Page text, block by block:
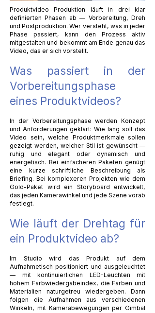
Produktvideo Produktion läuft in drei klar
definierten Phasen ab — Vorbereitung, Dreh
und Postproduktion. Wer versteht, was in jeder
Phase passiert, kann den Prozess aktiv
mitgestalten und bekommt am Ende genau das
Video, das er sich vorstellt.
Was passiert in der
Vorbereitungsphase
eines Produktvideos?
In der Vorbereitungsphase werden Konzept
und Anforderungen geklärt: Wie lang soll das
Video sein, welche Produktmerkmale sollen
gezeigt werden, welcher Stil ist gewünscht —
ruhig und elegant oder dynamisch und
energetisch. Bei einfacheren Paketen genügt
eine kurze schriftliche Beschreibung als
Briefing. Bei komplexeren Projekten wie dem
Gold-Paket wird ein Storyboard entwickelt,
das jeden Kamerawinkel und jede Szene vorab
festlegt.
Wie läuft der Drehtag für
ein Produktvideo ab?
Im Studio wird das Produkt auf dem
Aufnahmetisch positioniert und ausgeleuchtet
— mit kontinuierlichen LED-Leuchten mit
hohem Farbwiedergabeindex, die Farben und
Materialien naturgetreu wiedergeben. Dann
folgen die Aufnahmen aus verschiedenen
Winkeln, mit Kamerabewegungen per Gimbal